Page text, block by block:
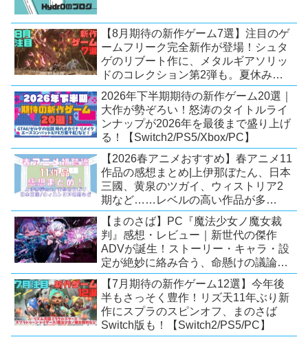
【8月期待の新作ゲーム7選】注目のゲ
ームフリーク完全新作が登場！シュタ
ゲのリブート作に、メタルギアソリッ
ドのコレクション第2弾も。夏休みを
盛り上げるタイトル大集合！
【Switch2/PS5/PC】
2026年下半期期待の新作ゲーム20選｜
大作が勢ぞろい！怒涛のタイトルライ
ンナップが2026年を最後まで盛り上げ
る！【Switch2/PS5/Xbox/PC】
【2026春アニメおすすめ】春アニメ11
作品の感想まとめ|上伊那ぼたん、日本
三國、黄泉のツガイ、ウィストリア2
期など……レベルの高い作品が多
い！？
【まのさば】PC『魔法少女ノ魔女裁
判』感想・レビュー｜新世代の傑作
ADVが誕生！ストーリー・キャラ・設
定が絶妙に絡み合う、命懸けの議論ミ
ステリー【PC/Switch】
【7月期待の新作ゲーム12選】今年後
半もさっそく豊作！リズ天11年ぶり新
作にスプラのスピンオフ、まのさば
Switch版も！【Switch2/PS5/PC】